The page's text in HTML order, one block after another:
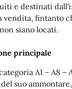
e destinati
fintanto
siano locati.
principale
A1 – A8 –
suo ammontare,